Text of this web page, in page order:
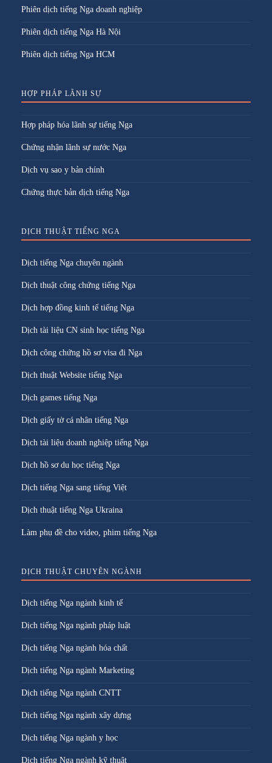
Phiên dịch tiếng Nga doanh nghiệp
Phiên dịch tiếng Nga Hà Nội
Phiên dịch tiếng Nga HCM
HỢP PHÁP LÃNH SỰ
Hợp pháp hóa lãnh sự tiếng Nga
Chứng nhận lãnh sự nước Nga
Dịch vụ sao y bản chính
Chứng thực bản dịch tiếng Nga
DỊCH THUẬT TIẾNG NGA
Dịch tiếng Nga chuyên ngành
Dịch thuật công chứng tiếng Nga
Dịch hợp đồng kinh tế tiếng Nga
Dịch tài liệu CN sinh học tiếng Nga
Dịch công chứng hồ sơ visa đi Nga
Dịch thuật Website tiếng Nga
Dịch games tiếng Nga
Dịch giấy tờ cá nhân tiếng Nga
Dịch tài liệu doanh nghiệp tiếng Nga
Dịch hồ sơ du học tiếng Nga
Dịch tiếng Nga sang tiếng Việt
Dịch thuật tiếng Nga Ukraina
Làm phụ đề cho video, phim tiếng Nga
DỊCH THUẬT CHUYÊN NGÀNH
Dịch tiếng Nga ngành kinh tế
Dịch tiếng Nga ngành pháp luật
Dịch tiếng Nga ngành hóa chất
Dịch tiếng Nga ngành Marketing
Dịch tiếng Nga ngành CNTT
Dịch tiếng Nga ngành xây dựng
Dịch tiếng Nga ngành y học
Dịch tiếng Nga ngành kỹ thuật